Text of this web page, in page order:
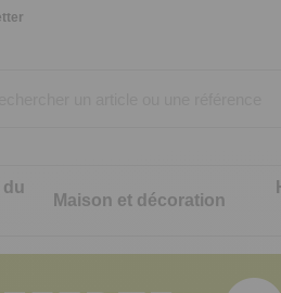
Maison et décoration